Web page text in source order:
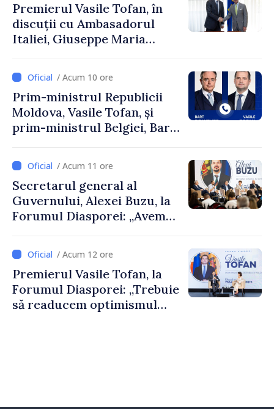
Premierul Vasile Tofan, în
discuții cu Ambasadorul
Italiei, Giuseppe Maria
/ Acum 10 ore
Prim-ministrul Republicii
Moldova, Vasile Tofan, și
prim-ministrul Belgiei, Bart
despre parcursul european
al Republicii Moldova.
/ Acum 11 ore
Secretarul general al
Guvernului, Alexei Buzu, la
Forumul Diasporei: „Avem
dumneavoastră pentru a
construi comunități mai
puternice”
/ Acum 12 ore
Premierul Vasile Tofan, la
Forumul Diasporei: „Trebuie
să readucem optimismul